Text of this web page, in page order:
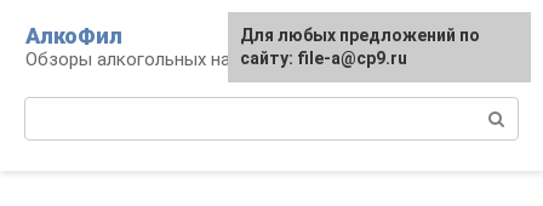
контенту
АлкоФил
Обзоры алкогольных напитков
Для любых предложений по
сайту: file-a@cp9.ru